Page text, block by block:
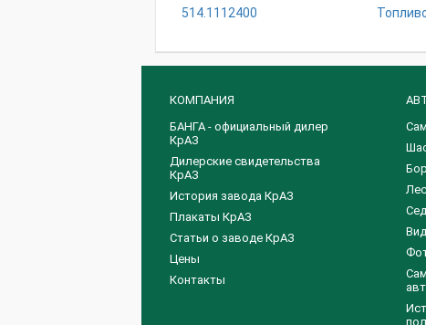
514.1112400
КОМПАНИЯ
БАНГА - официальный дилер
КрАЗ
Дилерские свидетельства
КрАЗ
История завода КрАЗ
Плакаты КрАЗ
Статьи о заводе КрАЗ
Цены
Контакты